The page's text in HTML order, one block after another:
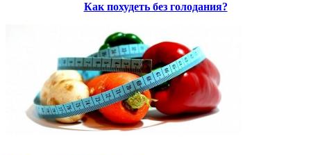
Как похудеть без голодания?